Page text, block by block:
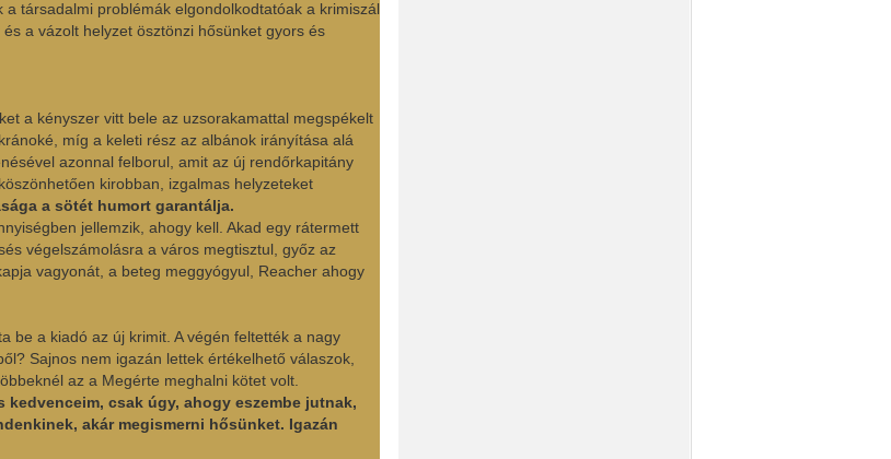
társadalmi problémák elgondolkodtatóak a krimiszál
a vázolt helyzet ösztönzi hősünket gyors és
a kényszer vitt bele az uzsorakamattal megspékelt
míg a keleti rész az albánok irányítása alá
azonnal felborul, amit az új rendőrkapitány
kirobban, izgalmas helyzeteket
a sötét humort garantálja.
jellemzik, ahogy kell. Akad egy rátermett
végelszámolásra a város megtisztul, győz az
vagyonát, a beteg meggyógyul, Reacher ahogy
be a kiadó az új krimit. A végén feltették a nagy
Sajnos nem igazán lettek értékelhető válaszok,
az a Megérte meghalni kötet volt.
csak úgy, ahogy eszembe jutnak,
akár megismerni hősünket. Igazán